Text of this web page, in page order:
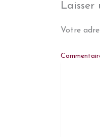
Laisser
Votre